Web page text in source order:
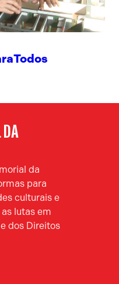
da
para
culturais e
lutas em
dos Direitos